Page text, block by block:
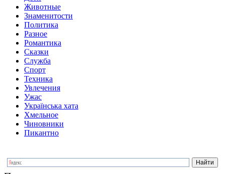
Животные
Знаменитости
Политика
Разное
Романтика
Сказки
Служба
Спорт
Техника
Увлечения
Ужас
Українська хата
Хмельное
Чиновники
Пикантно